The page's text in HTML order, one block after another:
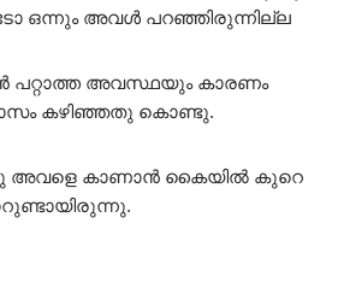
ഒന്നും അവൾ പറഞ്ഞിരുന്നില്ല
പറ്റാത്ത അവസ്ഥയും കാരണം
കഴിഞ്ഞതു കൊണ്ടു.
അവളെ കാണാൻ കൈയിൽ കുറെ